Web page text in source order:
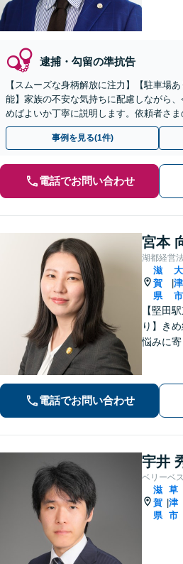
逮捕・勾留の準抗告
【スムーズな身柄解放に注力】【駐車場
能】家族の不安な気持ちに配慮しながら
めばよいか丁寧に説明します。依頼者さま
いきますので、お早めにご相談ください。
事例を見る(1件)
電話でお問い合わせ
宮本
湖都経営
滋
賀
県
大
津
市
【堅田
り】き
悩みに寄
にご相
電話でお問い合わせ
宇井
ベリーベ
滋
賀
県
|
草
津
市